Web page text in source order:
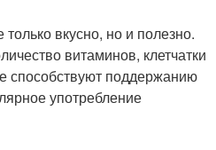
вкусно, но и полезно.
витаминов, клетчатки
способствуют поддержанию
употребление